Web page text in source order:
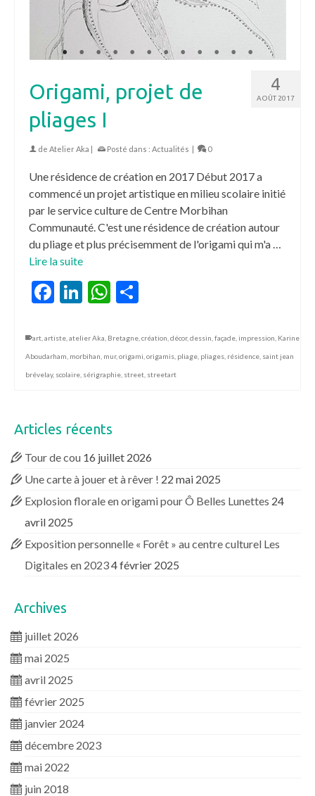
4
AOÛT 2017
Origami, projet de
pliages I
de Atelier Aka | Posté dans : Actualités | 0
Une résidence de création en 2017 Début 2017 a
commencé un projet artistique en milieu scolaire initié
par le service culture de Centre Morbihan
Communauté. C'est une résidence de création autour
du pliage et plus précisemment de l'origami qui m'a …
Lire la suite
Facebook
LinkedIn
WhatsApp
art artiste atelier Aka Bretagne création décor, dessin façade impression Karine
Aboudarham morbihan mur, origami origamis pliage pliages résidence saint jean
brévelay, scolaire sérigraphie street streetart
Articles récents
Tour de cou 16 juillet 2026
Une carte à jouer et à rêver ! 22 mai 2025
Explosion florale en origami pour Ô Belles Lunettes 24
avril 2025
Exposition personnelle « Forêt » au centre culturel Les
Digitales en 20234 février 2025
Archives
juillet 2026
mai 2025
avril 2025
février 2025
janvier 2024
décembre 2023
mai 2022
juin 2018